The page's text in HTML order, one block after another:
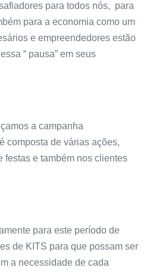
para todos nós, para
para a economia como um
e empreendedores estão
“ pausa” em seus
a campanha
composta de várias ações,
festas e também nos clientes
para este período de
de KITS para que possam ser
a necessidade de cada